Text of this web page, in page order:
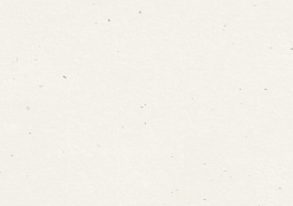
ームから予約